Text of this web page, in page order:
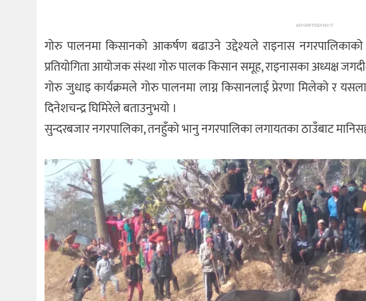
ADVERTISEMENT
गोरु पालनमा किसानको आकर्षण बढाउने उद्देश्यले राइनास नगरपालिकाको
प्रतियोगिता आयोजक संस्था गोरु पालक किसान समूह, राइनासका अध्यक्ष
गोरु जुधाइ कार्यक्रमले गोरु पालनमा लाग्न किसानलाई प्रेरणा मिलेको र
दिनेशचन्द्र घिमिरेले बताउनुभयो ।
सुन्दरबजार नगरपालिका, तनहुँको भानु नगरपालिका लगायतका ठाउँबाट